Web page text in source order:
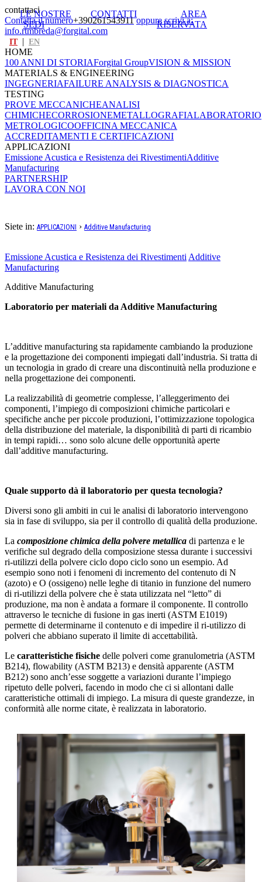
contattaci
Contatta il numero+390261543911 oppure scrivi a:
info.rtmbreda@forgital.com
IT | EN
LE NOSTRE
SEDI
CONTATTI
AREA
RISERVATA
HOME
100 ANNI DI STORIAForgital GroupVISION & MISSION
MATERIALS & ENGINEERING
INGEGNERIAFAILURE ANALYSIS & DIAGNOSTICA
TESTING
PROVE MECCANICHEANALISI
CHIMICHECORROSIONEMETALLOGRAFIALABORATORIO
METROLOGICOOFFICINA MECCANICA
ACCREDITAMENTI E CERTIFICAZIONI
APPLICAZIONI
Emissione Acustica e Resistenza dei RivestimentiAdditive
Manufacturing
PARTNERSHIP
LAVORA CON NOI
Siete in: APPLICAZIONI › Additive Manufacturing
Emissione Acustica e Resistenza dei Rivestimenti Additive
Manufacturing
Additive Manufacturing
Laboratorio per materiali da Additive Manufacturing
L’additive manufacturing sta rapidamente cambiando la produzione
e la progettazione dei componenti impiegati dall’industria. Si tratta di
un tecnologia in grado di creare una discontinuità nella produzione e
nella progettazione dei componenti.
La realizzabilità di geometrie complesse, l’alleggerimento dei
componenti, l’impiego di composizioni chimiche particolari e
specifiche anche per piccole produzioni, l’ottimizzazione topologica
della distribuzione del materiale, la disponibilità di parti di ricambio
in tempi rapidi… sono solo alcune delle opportunità aperte
dall’additive manufacturing.
Quale supporto dà il laboratorio per questa tecnologia?
Diversi sono gli ambiti in cui le analisi di laboratorio intervengono
sia in fase di sviluppo, sia per il controllo di qualità della produzione.
La composizione chimica della polvere metallica di partenza e le
verifiche sul degrado della composizione stessa durante i successivi
ri-utilizzi della polvere ciclo dopo ciclo sono un esempio. Ad
esempio sono noti i fenomeni di incremento del contenuto di N
(azoto) e O (ossigeno) nelle leghe di titanio in funzione del numero
di ri-utilizzi della polvere che è stata utilizzata nel “letto” di
produzione, ma non è andata a formare il componente. Il controllo
attraverso le tecniche di fusione in gas inerti (ASTM E1019)
permette di determinarne il contenuto e di impedire il ri-utilizzo di
polveri che abbiano superato il limite di accettabilità.
Le caratteristiche fisiche delle polveri come granulometria (ASTM
B214), flowability (ASTM B213) e densità apparente (ASTM
B212) sono anch’esse soggette a variazioni durante l’impiego
ripetuto delle polveri, facendo in modo che ci si allontani dalle
caratteristiche ottimali di impiego. La misura di queste grandezze, in
conformità alle norme citate, è realizzata in laboratorio.